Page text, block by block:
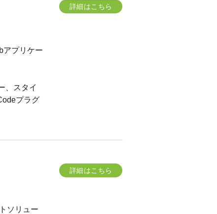
詳細はこちら
アプリケー
、スタイ
プラグ
詳細はこちら
ソリュー